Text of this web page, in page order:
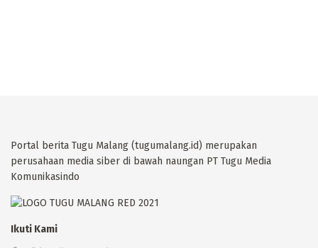
Portal berita Tugu Malang (tugumalang.id) merupakan
perusahaan media siber di bawah naungan PT Tugu Media
Komunikasindo
Ikuti Kami